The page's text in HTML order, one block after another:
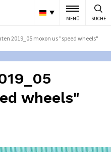
MENÜ SUCHE
2019_05 moxon us "speed wheels"
wheels"